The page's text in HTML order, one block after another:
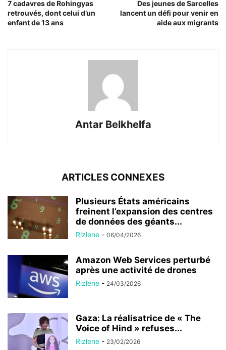
7 cadavres de Rohingyas
retrouvés, dont celui d’un
enfant de 13 ans
Des jeunes de Sarcelles
lancent un défi pour venir en
aide aux migrants
Antar Belkhelfa
ARTICLES CONNEXES
Plusieurs États américains
freinent l’expansion des centres
de données des géants...
Rizlene - 06/04/2026
Amazon Web Services perturbé
après une activité de drones
Rizlene - 24/03/2026
Gaza: La réalisatrice de « The
Voice of Hind » refuses...
Rizlene - 23/02/2026